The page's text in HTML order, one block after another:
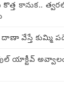
కానుక..
దాణా వేస్తే కుమ్మి
యాక్టీవ్